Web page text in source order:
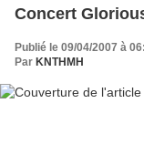
Concert
Publié le 09/04/2007 à
Par KNTHMH